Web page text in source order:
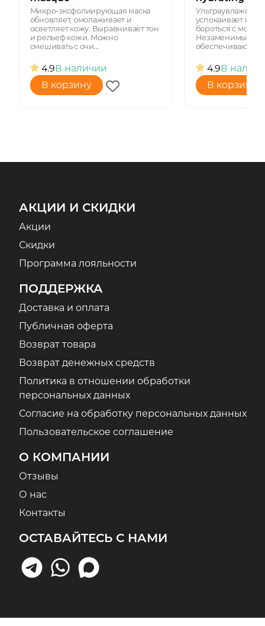
Микро-эксфолиирующая маска
обновляет, омолаживает и
осветляет кожу. Выравнивает тон
и рельеф кожи. Можно
смешивать с очи...
4.9В наличии
В корзину
успокаивает
бороться с
Незаменимые
обеспечивают
4.9В
В корзину
АКЦИИ И СКИДКИ
Акции
Скидки
Программа лояльности
ПОДДЕРЖКА
Доставка и оплата
Публичная оферта
Возврат товара
Возврат денежных средств
Политика в отношении обработки
персональных данных
Согласие на обработку персональных данных
Пользовательское соглашение
О КОМПАНИИ
Отзывы
О нас
Контакты
ОСТАВАЙТЕСЬ С НАМИ